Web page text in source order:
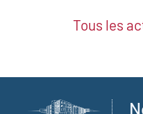
Tous les